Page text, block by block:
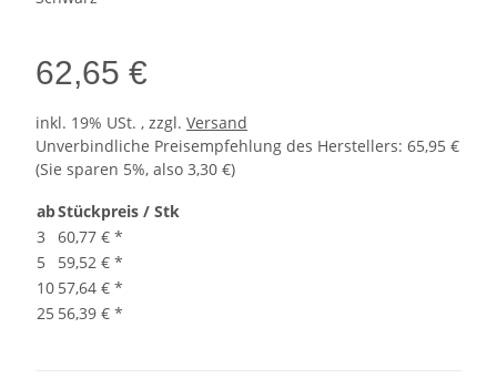
62,65 €
inkl. 19% USt. , zzgl. Versand
Unverbindliche Preisempfehlung des Herstellers: 65,95 €
(Sie sparen 5%, also 3,30 €)
abStückpreis / Stk
3
60,77 € *
5
59,52 € *
10 57,64 € *
25 56,39 € *